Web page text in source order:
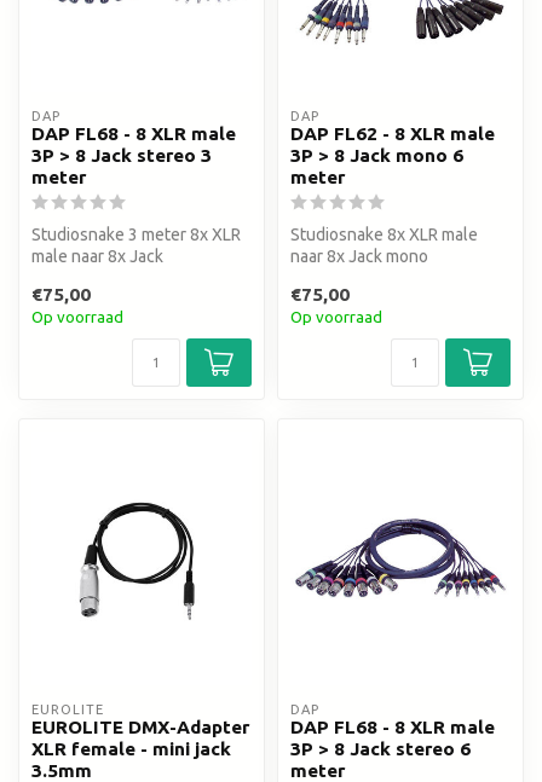
DAP
DAP FL68 - 8 XLR male
3P > 8 Jack stereo 3
meter
Studiosnake 3 meter 8x XLR
male naar 8x Jack
€75,00
Op voorraad
DAP
DAP FL62 - 8 XLR male
3P > 8 Jack mono 6
meter
Studiosnake 8x XLR male
naar 8x Jack mono
€75,00
Op voorraad
EUROLITE
EUROLITE DMX-Adapter
XLR female - mini jack
3.5mm
DAP
DAP FL68 - 8 XLR male
3P > 8 Jack stereo 6
meter